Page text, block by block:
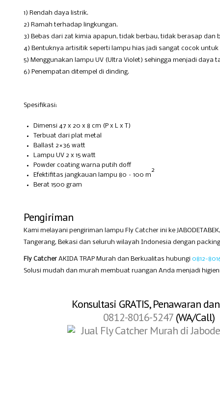
1) Rendah daya listrik.
2) Ramah terhadap lingkungan.
3) Bebas dari zat kimia apapun, tidak berbau, tidak berasap dan
4) Bentuknya artisitik seperti lampu hias jadi sangat cocok untuk
5) Menggunakan lampu UV (Ultra Violet) sehingga menjadi daya
6) Penempatan ditempel di dinding.
Spesifikasi:
Dimensi 47 x 20 x 8 cm (P x L x T)
Terbuat dari plat metal
Ballast 2×36 watt
Lampu UV 2 x 15 watt
Powder coating warna putih doff
Efektifitas jangkauan lampu 80 – 100 m
2
Berat 1500 gram
Pengiriman
Kami melayani pengiriman lampu Fly Catcher ini ke
Tangerang, Bekasi dan seluruh wilayah Indonesia dengan
Fly Catcher AKIDA TRAP Murah dan Berkualitas hubungi 0812-
Solusi mudah dan murah membuat ruangan Anda menjadi
Konsultasi GRATIS, Penawaran
0812-8016-5247 (WA/Call)